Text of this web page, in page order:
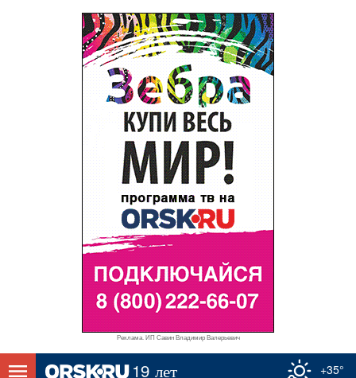
Реклама. ИП Савин Владимир Валерьевич
+35°